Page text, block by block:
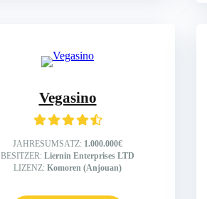
Vegasino
JAHRESUMSATZ: 1.000.000€
BESITZER: Liernin Enterprises LTD
LIZENZ: Komoren (Anjouan)